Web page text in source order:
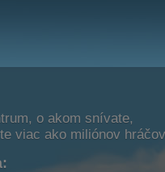
o akom snívate,
viac ako miliónov